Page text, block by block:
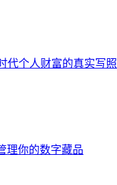
代个人财富的真实写照
理你的数字藏品